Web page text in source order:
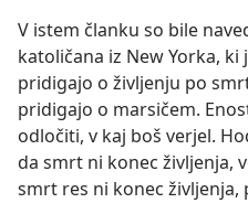
V istem članku so bile
katoličana iz New Yorka, ki
pridigajo o življenju po
pridigajo o marsičem.
odločiti, v kaj boš verjel.
da smrt ni konec življenja,
smrt res ni konec življenja,